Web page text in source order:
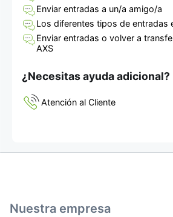
Enviar entradas a un/a amigo/a
Los diferentes tipos de entradas
Enviar entradas o volver a
AXS
¿Necesitas ayuda adicional?
Atención al Cliente
Nuestra empresa